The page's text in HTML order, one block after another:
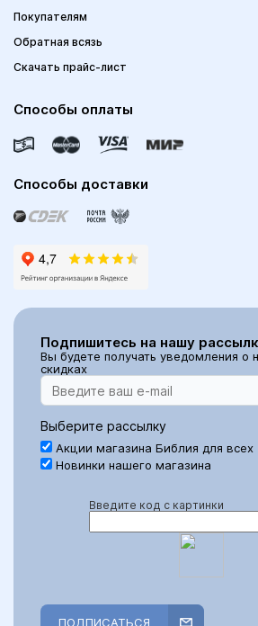
Покупателям
Обратная всязь
Скачать прайс-лист
Способы оплаты
Способы доставки
Подпишитесь на нашу
Вы будете получать уведомления о
скидках
Выберите рассылку
Акции магазина Библия для всех
Новинки нашего магазина
Введите код с картинки
ПОДПИСАТЬСЯ